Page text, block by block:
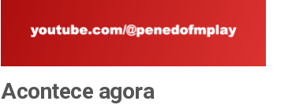
Acontece agora